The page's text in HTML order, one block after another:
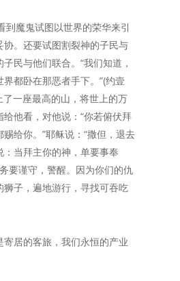
到魔鬼试图以世界的荣华来引
协。还要试图割裂神的子民与
民与他们联合。“我们知道，
都卧在那恶者手下。”(约壹
了一座最高的山，将世上的万
他看，对他说：“你若俯伏拜
给你。”耶稣说：“撒但，退去
当拜主你的神，单要事奉
要谨守，警醒。因为你们的仇
狮子，遍地游行，寻找可吞吃
居的客旅，我们永恒的产业